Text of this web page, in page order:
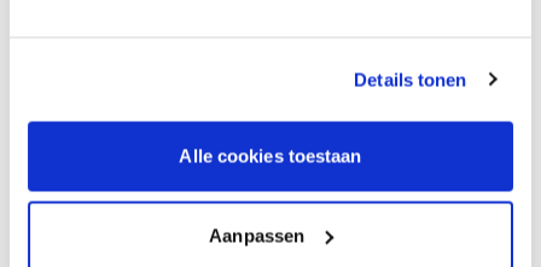
Details tonen
Alle cookies toestaan
Aanpassen
Faites le tour de vos pièces avec l'expert
en couleur.
Obtenez un conseil couleur en fonction de
Obtenez un contrôle technologique de vos